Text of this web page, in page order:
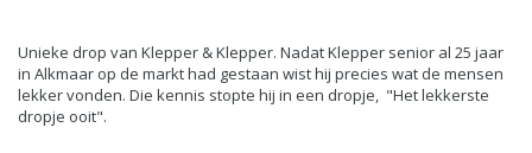
Unieke drop van Klepper & Klepper. Nadat Klepper senior al 25 jaar
in Alkmaar op de markt had gestaan wist hij precies wat de mensen
lekker vonden. Die kennis stopte hij in een dropje, "Het lekkerste
dropje ooit".